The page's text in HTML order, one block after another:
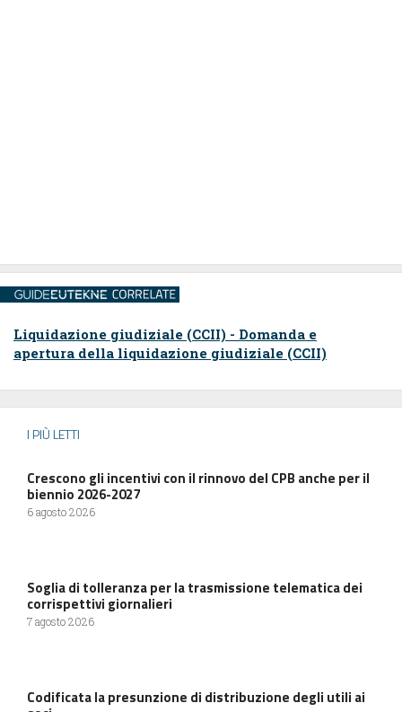
Liquidazione giudiziale (CCII) - Domanda e
apertura della liquidazione giudiziale (CCII)
I PIÙ LETTI
Crescono gli incentivi con il rinnovo del CPB anche per il
biennio 2026-2027
6 agosto 2026
Soglia di tolleranza per la trasmissione telematica dei
corrispettivi giornalieri
7 agosto 2026
Codificata la presunzione di distribuzione degli utili ai